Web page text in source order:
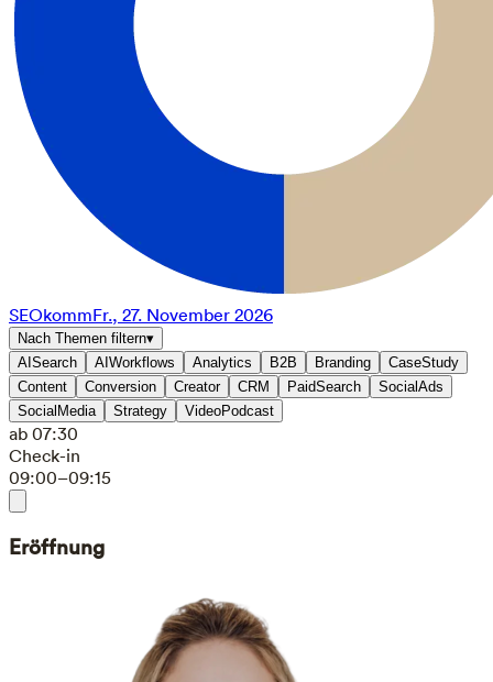
SEOkommFr., 27. November 2026
Nach Themen filtern▾
AISearch
AIWorkflows Analytics B2B Branding
CaseStudy
Content
Conversion Creator CRM PaidSearch
SocialAds
SocialMedia
Strategy VideoPodcast
ab 07:30
Check-in
09:00–09:15
Eröffnung